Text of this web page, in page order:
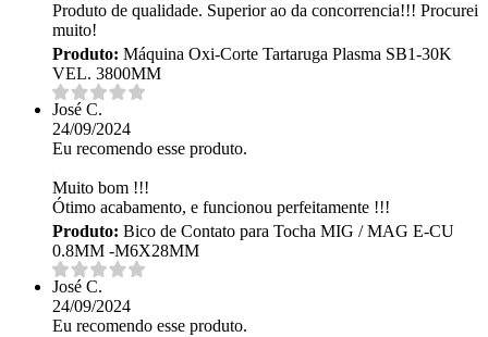
Produto de qualidade. Superior ao da concorrencia!!! Procurei
muito!
Produto: Máquina Oxi-Corte Tartaruga Plasma SB1-30K
VEL. 3800MM
José C.
24/09/2024
Eu recomendo esse produto.
Muito bom !!!
Ótimo acabamento, e funcionou perfeitamente !!!
Produto: Bico de Contato para Tocha MIG / MAG E-CU
0.8MM -M6X28MM
José C.
24/09/2024
Eu recomendo esse produto.